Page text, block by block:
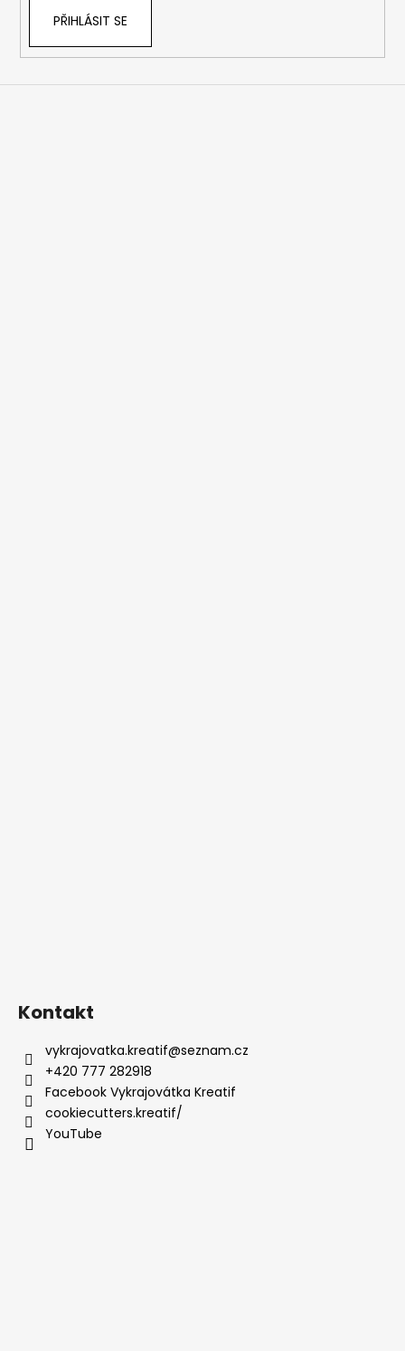
PŘIHLÁSIT SE
Kontakt
vykrajovatka.kreatif@seznam.cz
+420 777 282918
Facebook Vykrajovátka Kreatif
cookiecutters.kreatif/
YouTube